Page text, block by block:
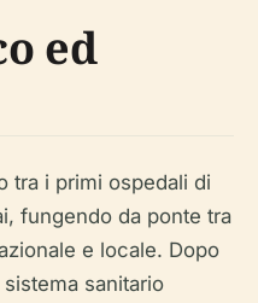
ed
tra i primi ospedali di
fungendo da ponte tra
e locale. Dopo
sanitario